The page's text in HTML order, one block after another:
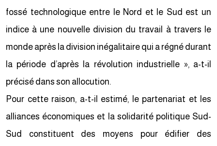
fossé technologique entre le Nord et le Sud est un
indice à une nouvelle division du travail à travers le
monde après la division inégalitaire qui a régné durant
la période d’après la révolution industrielle », a-t-il
précisé dans son allocution.
Pour cette raison, a-t-il estimé, le partenariat et les
alliances économiques et la solidarité politique Sud-
Sud constituent des moyens pour édifier des